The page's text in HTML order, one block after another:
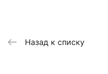
Назад к списку